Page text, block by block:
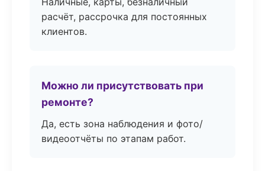
расчёт, рассрочка для постоянных
клиентов.
Можно ли присутствовать при
ремонте?
Да, есть зона наблюдения и фото/
видеоотчёты по этапам работ.